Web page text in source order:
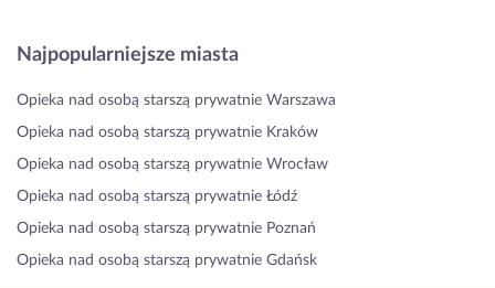
Najpopularniejsze miasta
Opieka nad osobą starszą prywatnie Warszawa
Opieka nad osobą starszą prywatnie Kraków
Opieka nad osobą starszą prywatnie Wrocław
Opieka nad osobą starszą prywatnie Łódź
Opieka nad osobą starszą prywatnie Poznań
Opieka nad osobą starszą prywatnie Gdańsk